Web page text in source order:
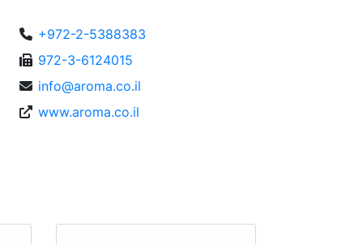
+972-2-5388383
972-3-6124015
info@aroma.co.il
www.aroma.co.il